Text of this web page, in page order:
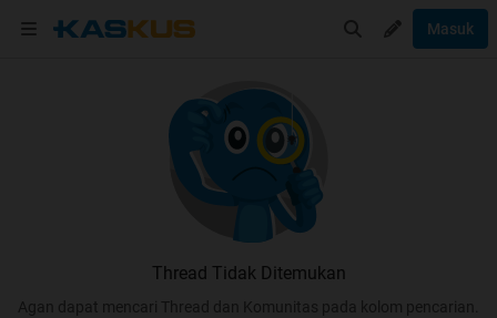
Masuk
Thread Tidak Ditemukan
Agan dapat mencari Thread dan Komunitas pada kolom pencarian.